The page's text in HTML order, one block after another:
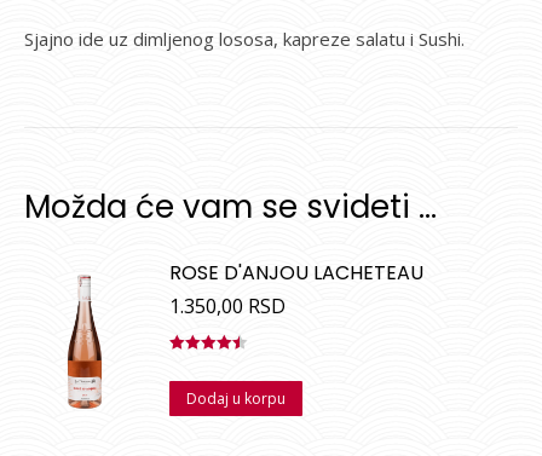
Sjajno ide uz dimljenog lososa, kapreze salatu i Sushi.
Možda će vam se svideti …
ROSE D'ANJOU LACHETEAU
1.350,00 RSD
sa4.50od
Dodaj u korpu